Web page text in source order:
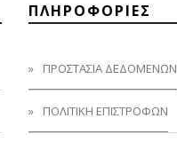
ΠΛΗΡΟΦΟΡΙΕΣ
ΠΡΟΣΤΑΣΊΑ ΔΕΔΟΜΈΝΩΝ
ΠΟΛΙΤΙΚΉ ΕΠΙΣΤΡΟΦΏΝ